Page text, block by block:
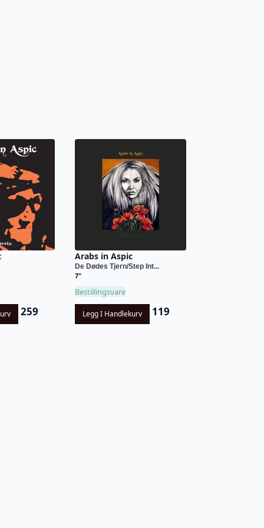
259
Arabs in Aspic
De Dødes Tjern/Step Int...
7"
Bestillingsvare
Legg I Handlekurv 119